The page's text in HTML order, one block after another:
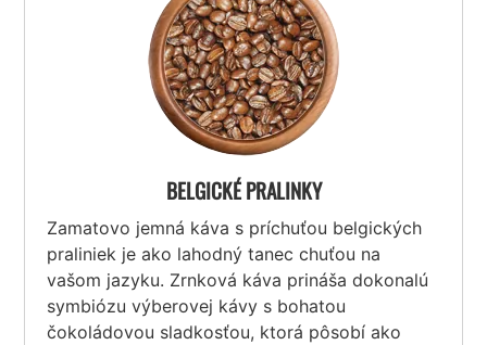
BELGICKÉ PRALINKY
Zamatovo jemná káva s príchuťou belgických
praliniek je ako lahodný tanec chuťou na
vašom jazyku. Zrnková káva prináša dokonalú
symbiózu výberovej kávy s bohatou
čokoládovou sladkosťou, ktorá pôsobí ako